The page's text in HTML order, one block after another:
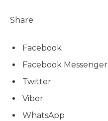
Share
Facebook
Facebook Messenger
Twitter
Viber
WhatsApp